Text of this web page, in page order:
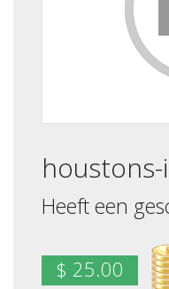
Heeft een
$ 25.00